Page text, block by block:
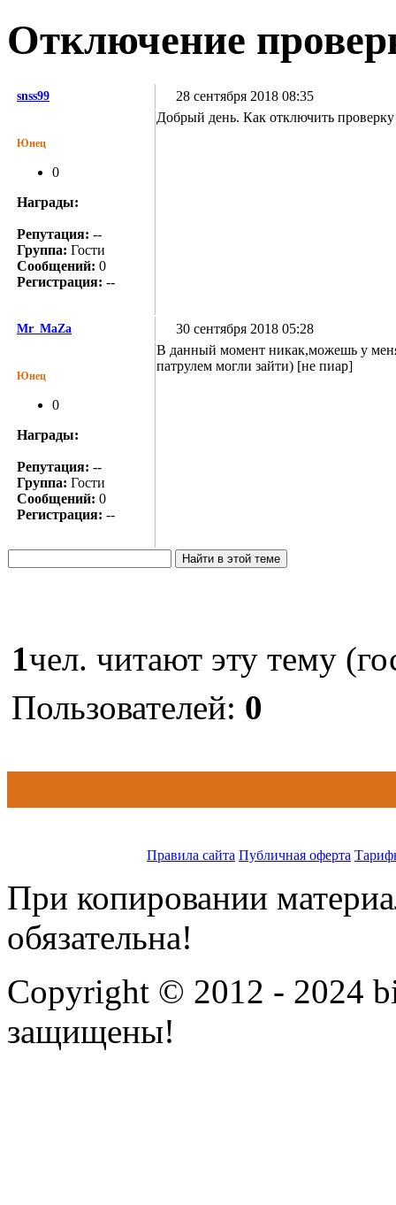
Отключение
snss99 28 сентября 2018 08:35
Юнец
0
Награды:
Репутация: --
Группа: Гости
Сообщений: 0
Регистрация: --
Добрый день. Как отключить проверку
Mr_MaZa 30 сентября 2018 05:28
Юнец
0
Награды:
Репутация: --
Группа: Гости
Сообщений: 0
Регистрация: --
В данный момент никак,можешь у меня
патрулем могли зайти) [не пиар]
1чел. читают эту тему
Пользователей: 0
Правила сайта Публичная оферта
При копировании
обязательна!
Copyright © 2012 - 2024
защищены!